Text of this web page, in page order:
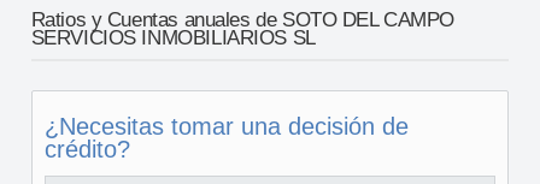
Ratios y Cuentas anuales de SOTO DEL CAMPO
SERVICIOS INMOBILIARIOS SL
¿Necesitas tomar una decisión de
crédito?